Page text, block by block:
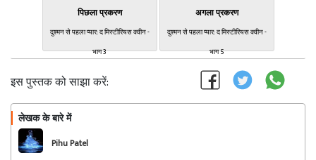
पिछला प्रकरण
दुश्मन से पहला प्यार: द मिस्टीरियस क्वीन -
भाग 3
अगला प्रकरण
दुश्मन से पहला प्यार: द मिस्टीरियस क्वीन -
भाग 5
इस पुस्तक को साझा करें:
लेखक के बारे में
Pihu Patel